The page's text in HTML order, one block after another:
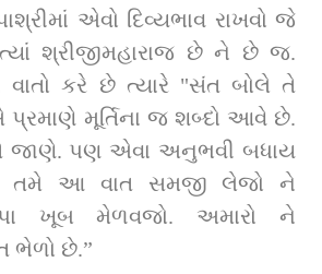
એવો દિવ્યભાવ રાખવો જે
શ્રીજીમહારાજ છે ને છે જ.
વાતો કરે છે ત્યારે "સંત બોલે તે
મૂર્તિના જ શબ્દો આવે છે.
જાણે. પણ એવા અનુભવી બધાય
તમે આ વાત સમજી લેજો ને
ખૂબ મેળવજો. અમારો ને
ભેળો છે.”